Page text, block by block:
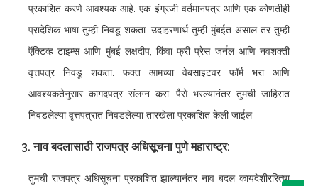
प्रकाशित करणे आवश्यक आहे. एक इंग्रजी वर्तमानपत्र आणि एक कोणतीही
प्रादेशिक भाषा तुम्ही निवडू शकता. उदाहरणार्थ तुम्ही मुंबईत असाल तर तुम्ही
ऍक्टिव्ह टाइम्स आणि मुंबई लक्षदीप, किंवा फ्री प्रेस जर्नल आणि नवशक्ती
वृत्तपत्र निवडू शकता. फक्त आमच्या वेबसाइटवर फॉर्म भरा आणि
आवश्यकतेनुसार कागदपत्र संलग्न करा, पैसे भरल्यानंतर तुमची जाहिरात
निवडलेल्या वृत्तपत्रात निवडलेल्या तारखेला प्रकाशित केली जाईल.
3. नाव बदलासाठी राजपत्र अधिसूचना पुणे महाराष्ट्र:
तुमची राजपत्र अधिसूचना प्रकाशित झाल्यानंतर नाव बदल कायदेशीररित्या